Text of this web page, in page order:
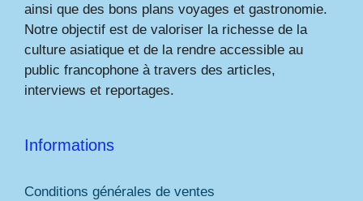
ainsi que des bons plans voyages et gastronomie.
Notre objectif est de valoriser la richesse de la
culture asiatique et de la rendre accessible au
public francophone à travers des articles,
interviews et reportages.
Informations
Conditions générales de ventes